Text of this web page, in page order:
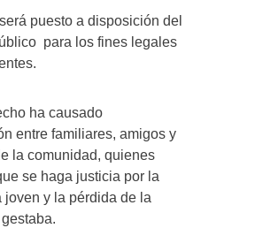
puesto a disposición del
para los fines legales
ha causado
entre familiares, amigos y
la comunidad, quienes
se haga justicia por la
joven y la pérdida de la